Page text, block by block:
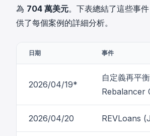
為 704 萬美元。下表總結了這些事
供了每個案例的詳細分析。
日期 事件
2026/04/19*
自定義再平
Rebalancer
2026/04/20 REVLoans